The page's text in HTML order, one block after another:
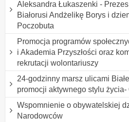
Aleksandra Łukaszenki -
Białorusi Andżelikę Borys i
Poczobuta
Promocja programów
i Akademia Przyszłości oraz
rekrutacji wolontariuszy
24-godzinny marsz ulicami
promocji aktywnego stylu życia-
Wspomnienie o obywatelskiej
Narodowców